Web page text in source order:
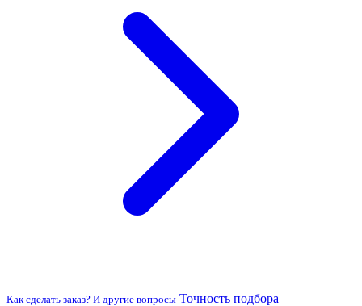
Как сделать заказ? И другие вопросы Точность подбора